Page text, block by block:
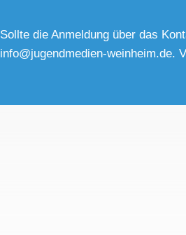
Sollte die Anmeldung über das
info@jugendmedien-weinheim.de.